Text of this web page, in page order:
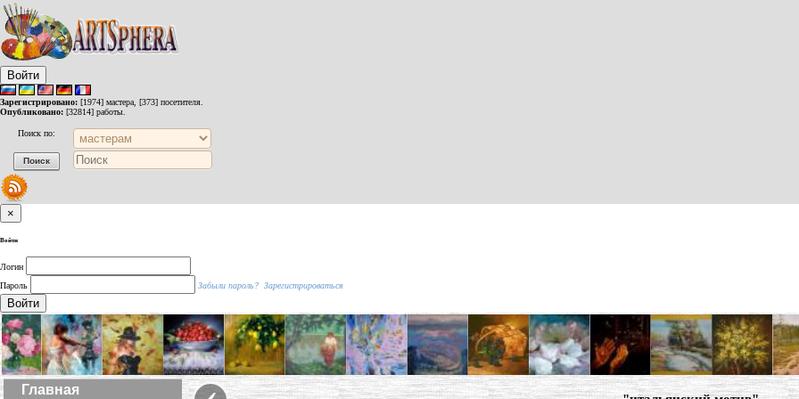
Войти
Зарегистрировано: [1974] мастера, [373] посетителя.
Опубликовано: [32814] работы.
Поиск по:
×
Войти
Логин
Пароль
Забыли пароль? Зарегистрироваться
Войти
Главная